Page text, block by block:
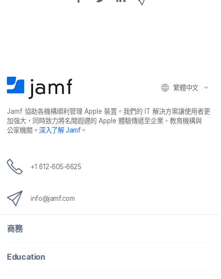
享
o
k
r
享
I
n
繁體​中文
Jamf協助​各​機構​順利​管理 Apple裝置。​我們​的 IT解決​方案​讓​使用​者​更​
加強​大，​同時​致力​將​名聞​遐邇​的 Apple體驗​傳遞​至​企業、​教育​機構​與​
公家​機關。深入​了​解Jamf。
+1 612-605-6625
info@jamf.com
商務
Education